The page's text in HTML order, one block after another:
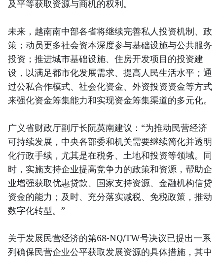
及平等获取资源与商机的权利。
未来，越南南中部各省将继续完善私人投资机制、政
策；动员更多社会资本深度参与基础设施与公共服务
投资；推进城市基础设施、住房开发项目的投资建
设，以满足都市化发展需求、提高人民生活水平；通
过公私合作模式、社会化资金、外资投资资金等方式
来强化资金筹集能力和实现资金筹集渠道的多元化。
广义省财政厅副厅长阮英南建议：“为推动民营经济
可持续发展，中央各部委和机关需要继续简化并透明
化行政手续，尤其是在税务、土地和投资等领域。同
时，实施支持企业提高竞争力的政策和资源，帮助企
业增强获取优惠贷款、国家支持资源、金融机构信贷
资金的能力；及时、充分落实减税、免税政策，推动
数字化转型。”
关于发展民营经济的第68-NQ/TW号决议已提出一系
列确保民营企业公平获取发展资源的具体措施，其中